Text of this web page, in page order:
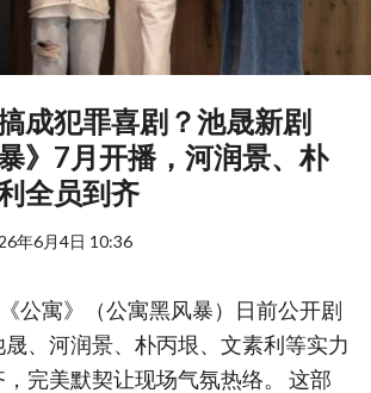
成犯罪喜剧？池晟新剧
》7月开播，河润景、朴
全员到齐
年6月4日 10:36
公寓》（公寓黑风暴）日前公开剧
、河润景、朴丙垠、文素利等实力
完美默契让现场气氛热络。 这部